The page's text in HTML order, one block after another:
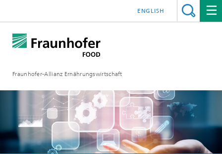
Fraunhofer-Allianz Ernährungswirtschaft
ENGLISH